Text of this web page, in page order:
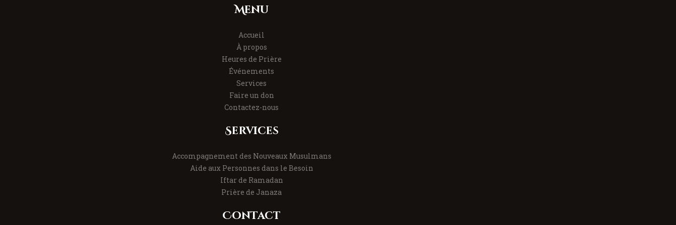
Menu
Accueil
À propos
Heures de Prière
Événements
Services
Faire un don
Contactez-nous
Services
Accompagnement des Nouveaux Musulmans
Aide aux Personnes dans le Besoin
Iftar de Ramadan
Prière de Janaza
Contact